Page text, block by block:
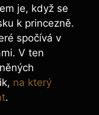
je, když se
k princezně.
spočívá v
V ten
na který
.